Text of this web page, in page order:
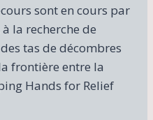
sont en cours par
la recherche de
tas de décombres
frontière entre la
Hands for Relief